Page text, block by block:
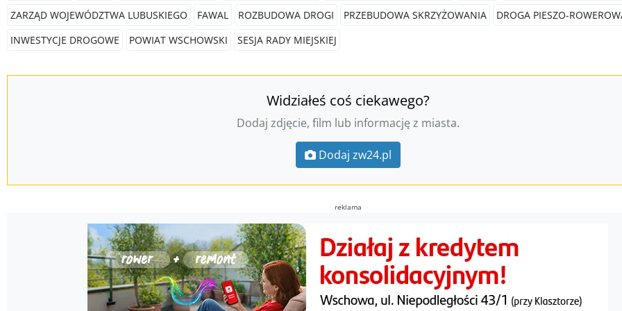
ZARZĄD WOJEWÓDZTWA LUBUSKIEGO FAWAL ROZBUDOWA DROGI PRZEBUDOWA SKRZYŻOWANIA
DROGA PIESZO-
INWESTYCJE DROGOWE
POWIAT WSCHOWSKI SESJA RADY MIEJSKIEJ
Widziałeś coś ciekawego?
Dodaj zdjęcie, film lub informację z miasta.
Dodaj zw24.pl
reklama